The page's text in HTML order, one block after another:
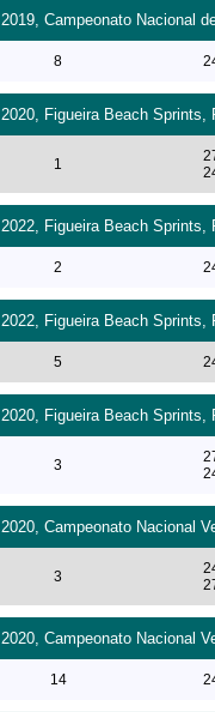
2019, Campeonato Nacional
8
2020, Figueira Beach Sprints,
1
2022, Figueira Beach Sprints,
2
2022, Figueira Beach Sprints,
5
2020, Figueira Beach Sprints,
3
2020, Campeonato Nacional
3
2020, Campeonato Nacional
14